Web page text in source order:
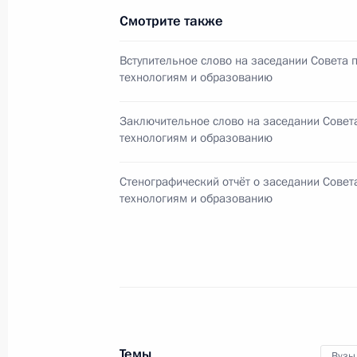
30 июля 2008 года, 17:30
12 июня 2008 года, четверг
Церемония вручения
Федерации за 2007 год
12 июня 2008 года, 13:00 Москва, Кремль
Смотрите также
Вступительное слово на заседании Совета
технологиям и образованию
Заключительное слово на заседании
технологиям и образованию
Стенографический отчёт о заседании
технологиям и образованию